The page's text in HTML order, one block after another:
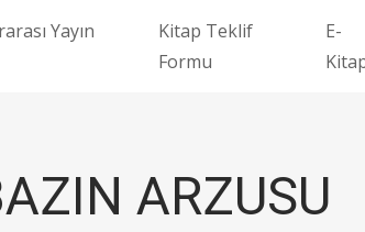
Yayın
Kitap Teklif
Formu
E-
ARZUSU